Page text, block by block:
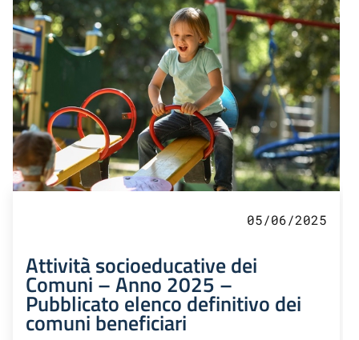
05/06/2025
Attività socioeducative dei
Comuni – Anno 2025 –
Pubblicato elenco definitivo dei
comuni beneficiari